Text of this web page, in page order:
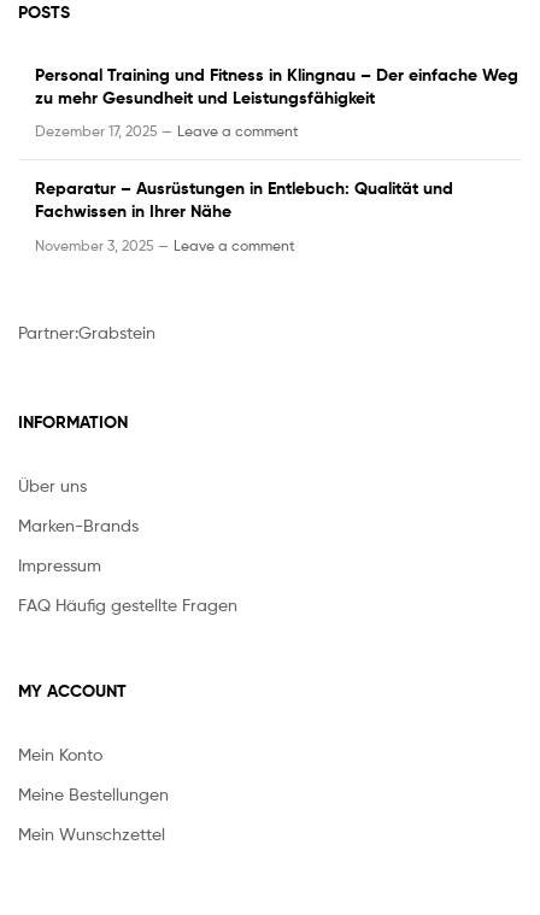
POSTS
Personal Training und Fitness in Klingnau – Der einfache Weg
zu mehr Gesundheit und Leistungsfähigkeit
Dezember 17, 2025 — Leave a comment
Reparatur – Ausrüstungen in Entlebuch: Qualität und
Fachwissen in Ihrer Nähe
November 3, 2025 — Leave a comment
Partner:Grabstein
INFORMATION
Über uns
Marken-Brands
Impressum
FAQ Häufig gestellte Fragen
MY ACCOUNT
Mein Konto
Meine Bestellungen
Mein Wunschzettel